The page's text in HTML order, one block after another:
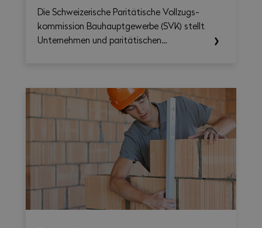
Die Schweizerische Paritätische Vollzugs­
kommission Bau­haupt­gewerbe (SVK) stellt
Unternehmen und paritätischen
Gesamtarbeitsvertrags 2026–2031
erleichtern soll. Damit lassen sich
Arbeitszeit, Überstunden, Reisezeit und
allfällige Zuschläge auf Wochenbasis
berechnen und gleichzeitig eine
übersichtliche, als PDF exportierbare
Zusammenfassung erstellen.